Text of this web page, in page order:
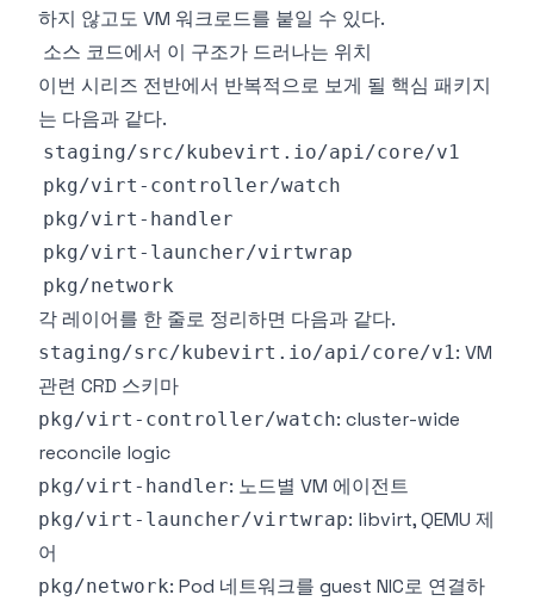
하지 않고도 VM 워크로드를 붙일 수 있다.
소스 코드에서 이 구조가 드러나는 위치
이번 시리즈 전반에서 반복적으로 보게 될 핵심 패키지
는 다음과 같다.
각 레이어를 한 줄로 정리하면 다음과 같다.
staging/src/kubevirt.io/api/core/v1: VM
관련 CRD 스키마
pkg/virt-controller/watch: cluster-wide
reconcile logic
pkg/virt-handler: 노드별 VM 에이전트
pkg/virt-launcher/virtwrap: libvirt, QEMU 제
어
pkg/network: Pod 네트워크를 guest NIC로 연결하